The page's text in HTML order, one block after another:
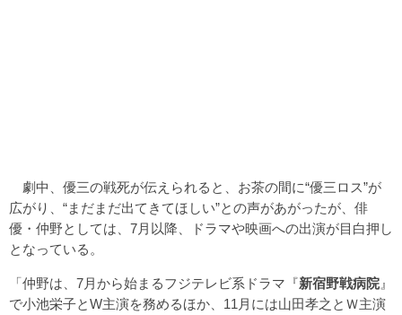
劇中、優三の戦死が伝えられると、お茶の間に“優三ロス”が
広がり、“まだまだ出てきてほしい”との声があがったが、俳
優・仲野としては、7月以降、ドラマや映画への出演が目白押し
となっている。
「仲野は、7月から始まるフジテレビ系ドラマ『新宿野戦病院 』
で小池栄子とW主演を務めるほか、11月には山田孝之とＷ主演